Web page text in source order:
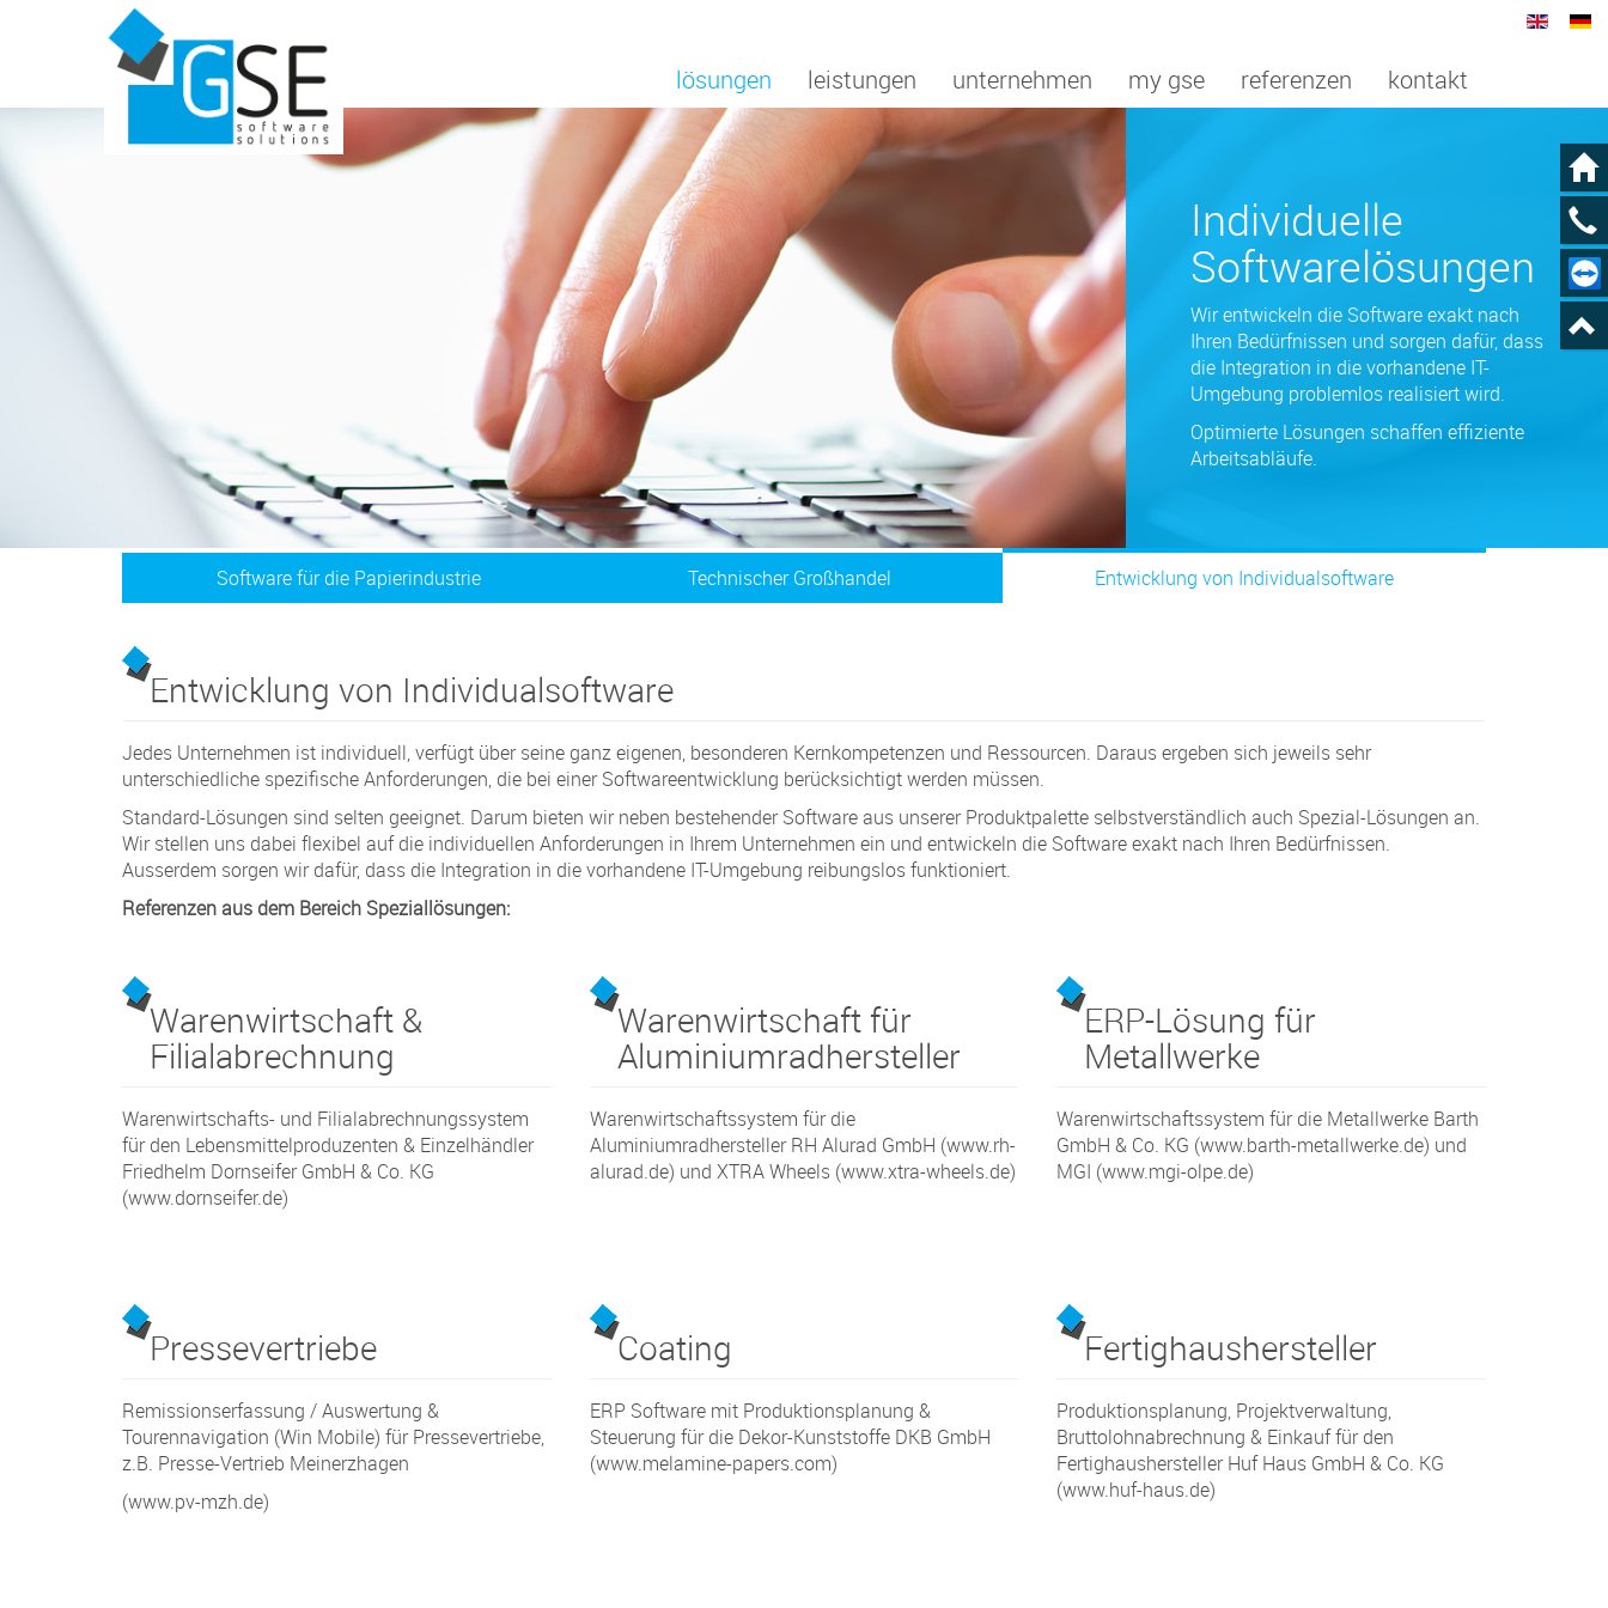
lösungen leistungen unternehmen my gse referenzen kontakt
Individuelle
Softwarelösungen
Wir entwickeln die Software exakt nach
Ihren Bedürfnissen und sorgen dafür, dass
die Inte­gration in die vorhandene IT-
Umgebung problemlos realisiert wird.
Optimierte Lösungen schaffen effiziente
Arbeitsabläufe.
Software für die Papierindustrie Technischer Großhandel Entwicklung von Individualsoftware
Entwicklung von Individualsoftware
Jedes Unternehmen ist individuell, verfügt über seine ganz eigenen, besonderen Kernkompetenzen und Ressourcen. Daraus ergeben sich jeweils sehr
unterschiedliche spezifische Anforderungen, die bei einer Softwareentwicklung berücksichtigt werden müssen.
Standard-Lösungen sind selten geeignet. Darum bieten wir neben bestehender Software aus unserer Produktpalette selbstverständlich auch Spezial-Lösungen an.
Wir stellen uns dabei flexibel auf die individuellen Anforderungen in Ihrem Unternehmen ein und entwickeln die Software exakt nach Ihren Bedürfnissen.
Ausserdem sorgen wir dafür, dass die Integration in die vorhandene IT-Umgebung reibungslos funktioniert.
Referenzen aus dem Bereich Speziallösungen:
Warenwirtschaft &
Filialabrechnung
Warenwirtschafts- und Filialabrechnungssystem
für den Lebensmittelproduzenten & Einzelhändler
Friedhelm Dornseifer GmbH & Co. KG
(www.dornseifer.de)
Warenwirtschaft für
Aluminiumradhersteller
Warenwirtschaftssystem für die
Aluminiumradhersteller RH Alurad GmbH (www.rh-
alurad.de) und XTRA Wheels (www.xtra-wheels.de)
ERP-Lösung für
Metallwerke
Warenwirtschaftssystem für die Metallwerke Barth
GmbH & Co. KG (www.barth-metallwerke.de) und
MGI (www.mgi-olpe.de)
Pressevertriebe
Remissionserfassung / Auswertung &
Tourennavigation (Win Mobile) für Pressevertriebe,
z.B. Presse-Vertrieb Meinerzhagen
(www.pv-mzh.de)
Coating
ERP Software mit Produktionsplanung &
Steuerung für die Dekor-Kunststoffe DKB GmbH
(www.melamine-papers.com)
Fertighaushersteller
Produktionsplanung, Projektverwaltung,
Bruttolohnabrechnung & Einkauf für den
Fertighaushersteller Huf Haus GmbH & Co. KG
(www.huf-haus.de)